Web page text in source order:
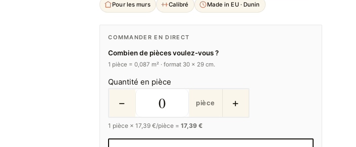
Pour les murs Calibré Made in EU · Dunin
COMMANDER EN DIRECT
Combien de pièces voulez-vous ?
1 pièce = 0,087 m² · format 30 × 29 cm.
Quantité en pièce
− pièce +
1 pièce ×17,39 €/pièce =17,39 €